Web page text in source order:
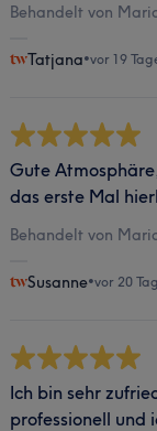
Behandelt von
Tatjana•vor 19
Gute
das erste Mal
Behandelt von
Susanne•vor 20
Ich bin sehr
professionell und